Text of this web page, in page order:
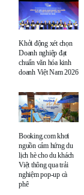
Khởi động xét chọn
Doanh nghiệp đạt
chuẩn văn hóa kinh
doanh Việt Nam 2026
Booking.com khơi
nguồn cảm hứng du
lịch hè cho du khách
Việt thông qua trải
nghiệm pop-up cà
phê